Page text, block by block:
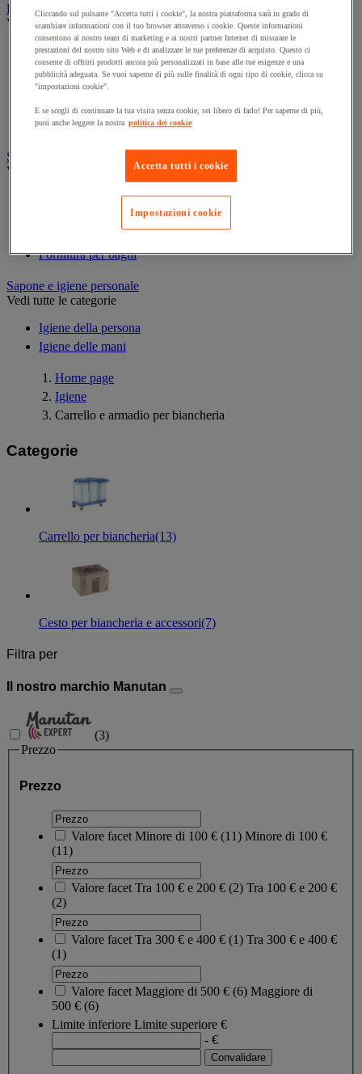
Prodotti per la pulizia
Vedi tutte le categorie
Deodorante
Detergenti per pavimenti e superfici varie
Detersivi e prodotti per biancheria
Prodotti per stoviglie
Prodotto di manutenzione per sanitari
Sanitari, doccia e bagno
Vedi tutte le categorie
Accessori per docce
Attrezzature da bagno
Fornitura per bagni
Sapone e igiene personale
Vedi tutte le categorie
Igiene della persona
Igiene delle mani
Home page
Igiene
Carrello e armadio per biancheria
Categorie
Carrello per biancheria(13)
Cesto per biancheria e accessori(7)
Filtra per
Il nostro marchio Manutan
(3)
Prezzo
Prezzo
Valore facet Minore di 100 € (11) Minore di 100 €
(11)
Valore facet Tra 100 € e 200 € (2) Tra 100 € e 200 €
(2)
Valore facet Tra 300 € e 400 € (1) Tra 300 € e 400 €
(1)
Valore facet Maggiore di 500 € (6) Maggiore di
500 € (6)
Limite inferiore Limite superiore €
- €
Cliccando sul pulsante "Accetta tutti i cookie", la nostra piattaforma sarà in grado di
scambiare informazioni con il tuo browser attraverso i cookie. Queste informazioni
consentono al nostro team di marketing e ai nostri partner Internet di misurare le
prestazioni del nostro sito Web e di analizzare le tue preferenze di acquisto. Questo ci
consente di offrirti prodotti ancora più personalizzati in base alle tue esigenze e una
pubblicità adeguata. Se vuoi saperne di più sulle finalità di ogni tipo di cookie, clicca su
"impostazioni cookie".
E se scegli di continuare la tua visita senza cookie, sei libero di farlo! Per saperne di più,
puoi anche leggere la nostra politica dei cookie
Accetta tutti i cookie
Impostazioni cookie